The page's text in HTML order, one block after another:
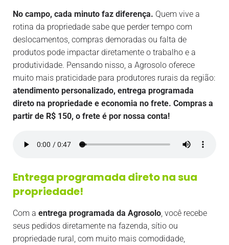
No campo, cada minuto faz diferença. Quem vive a
rotina da propriedade sabe que perder tempo com
deslocamentos, compras demoradas ou falta de
produtos pode impactar diretamente o trabalho e a
produtividade. Pensando nisso, a Agrosolo oferece
muito mais praticidade para produtores rurais da região:
atendimento personalizado, entrega programada
direto na propriedade e economia no frete. Compras a
partir de R$ 150, o frete é por nossa conta!
Entrega programada direto na sua
propriedade!
Com a entrega programada da Agrosolo, você recebe
seus pedidos diretamente na fazenda, sítio ou
propriedade rural, com muito mais comodidade,